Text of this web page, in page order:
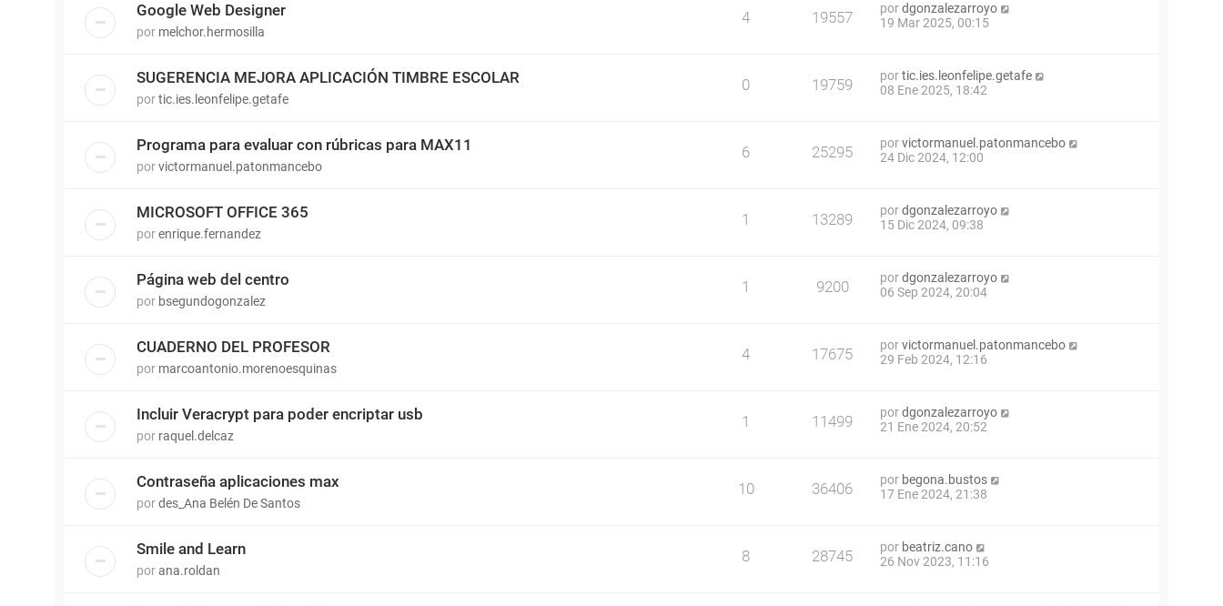
Google Web Designer
por melchor.hermosilla
4 19557 pordgonzalezarroyo
19 Mar 2025, 00:15
SUGERENCIA MEJORA APLICACIÓN TIMBRE ESCOLAR
portic.ies.leonfelipe.getafe
0 19759 portic.ies.leonfelipe.getafe
08 Ene 2025, 18:42
Programa para evaluar con rúbricas para MAX11
porvictormanuel.patonmancebo
6 25295 porvictormanuel.patonmancebo
24 Dic 2024, 12:00
MICROSOFT OFFICE 365
porenrique.fernandez
1 13289 pordgonzalezarroyo
15 Dic 2024, 09:38
Página web del centro
por bsegundogonzalez
1 9200 pordgonzalezarroyo
06 Sep 2024, 20:04
CUADERNO DEL PROFESOR
por marcoantonio.morenoesquinas
4 17675 porvictormanuel.patonmancebo
29 Feb 2024, 12:16
Incluir Veracrypt para poder encriptar usb
por raquel.delcaz
1 11499 pordgonzalezarroyo
21 Ene 2024, 20:52
Contraseña aplicaciones max
pordes_Ana Belén De Santos
10 36406 por begona.bustos
17 Ene 2024, 21:38
Smile and Learn
porana.roldan
8 28745 por beatriz.cano
26 Nov 2023, 11:16